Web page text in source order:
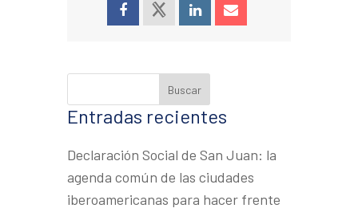
Entradas recientes
Declaración Social de San Juan: la
agenda común de las ciudades
iberoamericanas para hacer frente